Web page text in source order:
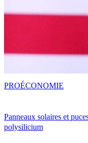
Panneaux solaires et
polysilicium
PROÉCONOMIE